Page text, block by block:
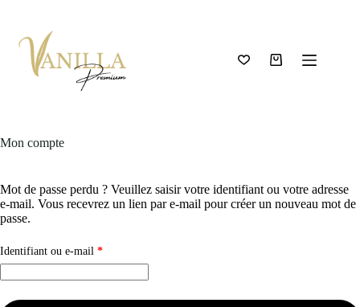
Mon compte
Mot de passe perdu ? Veuillez saisir votre identifiant ou votre adresse
e-mail. Vous recevrez un lien par e-mail pour créer un nouveau mot de
passe.
Identifiant ou e-mail *